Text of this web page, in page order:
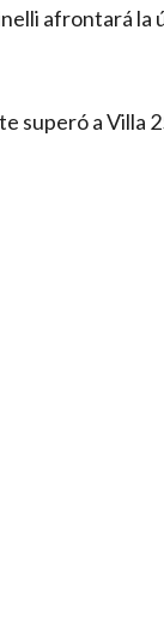
afrontará la
superó a Villa